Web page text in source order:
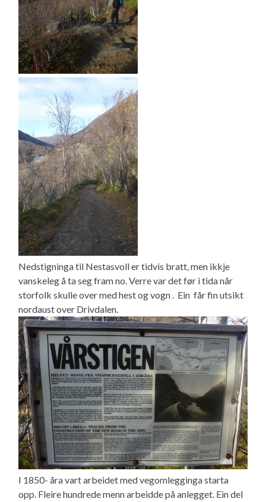
Nedstigninga til Nestasvoll er tidvis bratt, men ikkje
vanskeleg å ta seg fram no. Verre var det før i tida når
storfolk skulle over med hest og vogn . Ein får fin utsikt
nordaust over Drivdalen.
I 1850- åra vart arbeidet med vegomlegginga starta
opp. Fleire hundrede menn arbeidde på anlegget. Ein del